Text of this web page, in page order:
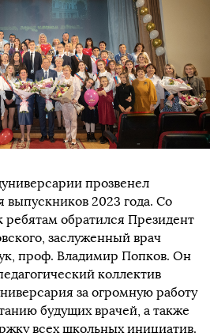
прозвенел
выпускников 2023 года. Со
ребятам обратился Президент
заслуженный врач
проф. Владимир Попков. Он
коллектив
за огромную работу
будущих врачей, а также
всех школьных инициатив.